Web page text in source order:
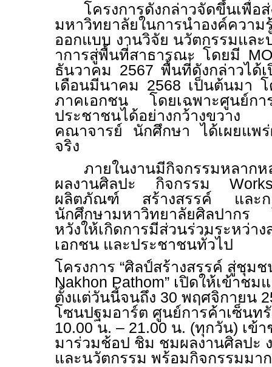
โครงการดังกล่าวจัดขึ้นเพื่อ
มหาวิทยาลัยในการนำองค์
ออกแบบ งานวิจัย นวัตกรรมแล
าการสู่พื้นที่สาธารณะ โดยมี
ธันวาคม 2567 พื้นที่ดังกล่าวได้เ
เดือนมีนาคม 2568 เป็นต้นมา
ภาคเอกชน โดยเฉพาะศูนย์กา
ประชาชนได้อย่างกว้างขว
คณาจารย์ นักศึกษา ได้เผยแพร่
จริง
ภายในงานมีกิจกรรมหลา
ผลงานศิลปะ กิจกรรม
ผลิตภัณฑ์ สร้างสรรค์ และกา
นักศึกษามหาวิทยาลัยศิลปากร
หวังให้เกิดการมีส่วนร่วมระหว่
เอกชน และประชาชนทั่วไป
โครงการ “ศิลป์สร้างสรรค์ สู่ชุม
Nakhon Pathom” เปิดให้เข้าชม
ตั้งแต่วันนี้จนถึง 30 พฤศจิกายน
โซนปฐมอาร์ต ศูนย์การค้าเซ็นท
10.00 น. – 21.00 น. (ทุกวัน) เข้
มาร่วมช้อป ชิม ชมผลงานศิลปะ
และนวัตกรรม พร้อมกิจกรรมมา